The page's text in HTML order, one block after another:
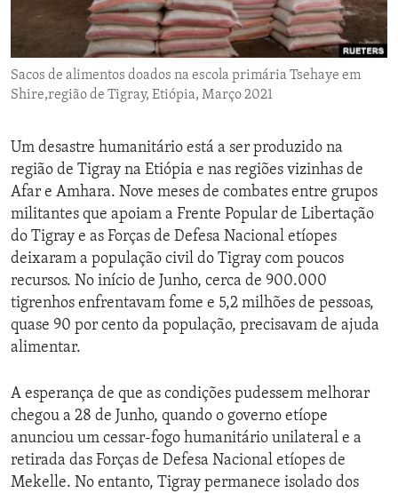
ENVIRONMENT AND HEALTH
IDEALS AND INSTITUTIONS
Sacos de alimentos doados na escola primária Tsehaye em
Shire,região de Tigray, Etiópia, Março 2021
Um desastre humanitário está a ser produzido na
região de Tigray na Etiópia e nas regiões vizinhas de
Afar e Amhara. Nove meses de combates entre grupos
militantes que apoiam a Frente Popular de Libertação
do Tigray e as Forças de Defesa Nacional etíopes
deixaram a população civil do Tigray com poucos
recursos. No início de Junho, cerca de 900.000
tigrenhos enfrentavam fome e 5,2 milhões de pessoas,
quase 90 por cento da população, precisavam de ajuda
alimentar.
A esperança de que as condições pudessem melhorar
chegou a 28 de Junho, quando o governo etíope
anunciou um cessar-fogo humanitário unilateral e a
retirada das Forças de Defesa Nacional etíopes de
Mekelle. No entanto, Tigray permanece isolado dos